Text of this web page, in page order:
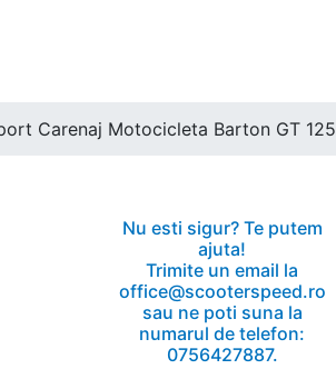
Carenaj Motocicleta Barton GT 125
Nu esti sigur? Te putem
ajuta!
Trimite un email la
office@scooterspeed.ro
sau ne poti suna la
numarul de telefon:
0756427887.